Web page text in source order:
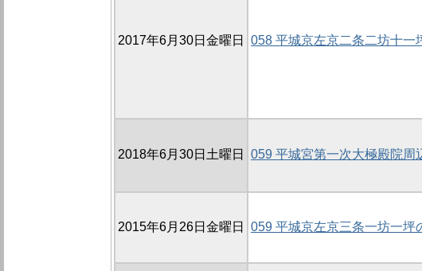
2017年6月30日金曜日 058 平城京左京二条二坊十一
2018年6月30日土曜日 059 平城宮第一次大極殿院周
2015年6月26日金曜日 059 平城京左京三条一坊一坪